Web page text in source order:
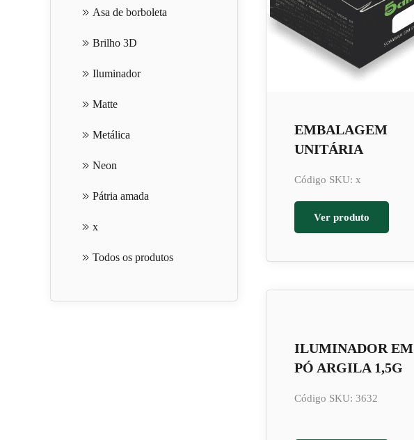
Asa de borboleta
Brilho 3D
Iluminador
Matte
Metálica
Neon
Pátria amada
x
Todos os produtos
EMBALAGEM
UNITÁRIA
Código SKU: x
Ver produto
ILUMINADOR EM
PÓ ARGILA 1,5G
Código SKU: 3632